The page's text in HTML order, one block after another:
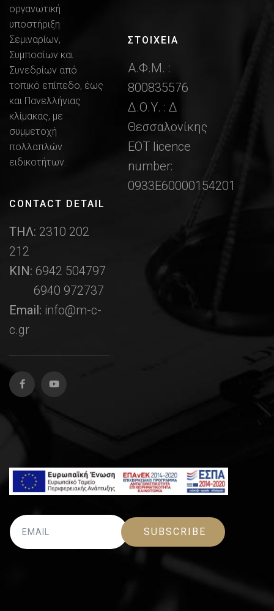
οργανωτική
υποστήριξη
Σεμιναρίων,
Συμποσίων και
Συνεδρίων από
τοπικό επίπεδο, έως
και Πανελλήνιας
κλίμακας, με
συμμετοχή
πολλαπλών
ειδικοτήτων.
CONTACT DETAIL
ΤΗΛ: 2310 202
212
ΚΙΝ: 6942 504797
6940 972737
Email: info@m-c-
c.gr
ΣΤΟΙΧΕΙΑ
Α.Φ.Μ. :
800835576
Δ.Ο.Υ. : Δ
Θεσσαλονίκης
ΕΟΤ licence
number:
0933Ε60000154201
SUBSCRIBE